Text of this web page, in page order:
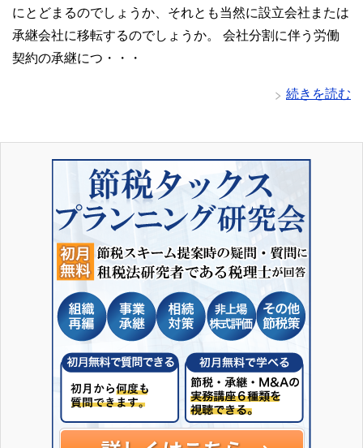
にとどまるのでしょうか、それとも当然に設立会社または
承継会社に移転するのでしょうか。 会社分割に伴う労働
契約の承継につ・・・
続きを読む